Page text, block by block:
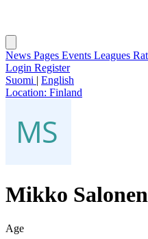
News Pages Events Leagues
Login Register
Suomi | English
Location: Finland
Mikko Salonen
Age